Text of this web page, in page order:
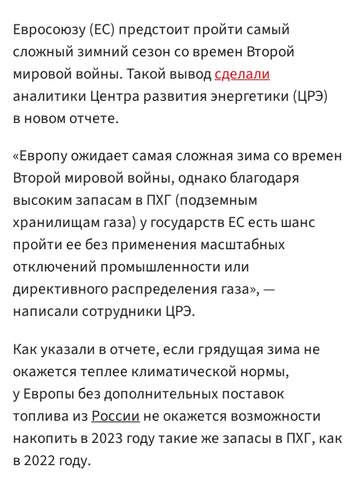
Евросоюзу (ЕС) предстоит пройти самый
сложный зимний сезон со времен Второй
мировой войны. Такой выводсделали
аналитики Центра развития энергетики (ЦРЭ)
в новом отчете.
«Европу ожидает самая сложная зима со времен
Второй мировой войны, однако благодаря
высоким запасам в ПХГ (подземным
хранилищам газа) у государств ЕС есть шанс
пройти ее без применения масштабных
отключений промышленности или
директивного распределения газа», —
написали сотрудники ЦРЭ.
Как указали в отчете, если грядущая зима не
окажется теплее климатической нормы,
у Европы без дополнительных поставок
топлива из России не окажется возможности
накопить в 2023 году такие же запасы в ПХГ, как
в 2022 году.